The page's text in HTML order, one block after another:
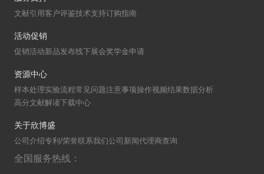
高分文献解读
关于欣博盛
联系我们
代理商查询
文献引用客户评鉴技术支持订购指南
活动促销
促销活动新品发布线下展会奖学金申请
资源中心
样本处理实验流程常见问题注意事项操作视频结果数据分析
高分文献解读下载中心
关于欣博盛
公司介绍专利/荣誉联系我们公司新闻代理商查询
全国服务热线：